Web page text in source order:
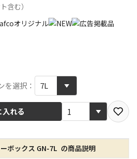
含む）
できる商品です（宅配便でのお届けが
で受取ができる商品です（宅配便での
を選択：
れる
ボックス GN-7L の商品説明